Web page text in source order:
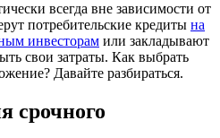
всегда вне зависимости от
потребительские кредиты на
инвесторам или закладывают
свои затраты. Как выбрать
Давайте разбираться.
срочного